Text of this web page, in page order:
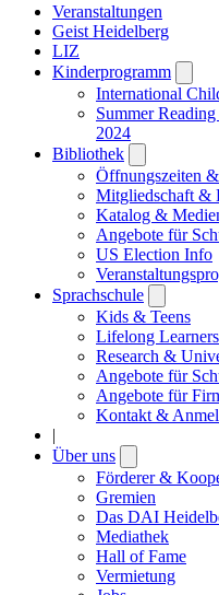
Veranstaltungen
Geist Heidelberg
LIZ
Kinderprogramm
International
Summer
2024
Bibliothek
submenu
Öffnungszeiten
Mitgliedschaft &
Katalog &
Angebote für
US Election Info
Sprachschule
submenu
Kids & Teens
Lifelong Learners
Research &
Angebote für
Angebote für
Kontakt &
|
Über uns
submenu
Förderer &
Gremien
Das DAI
Mediathek
Hall of Fame
Vermietung